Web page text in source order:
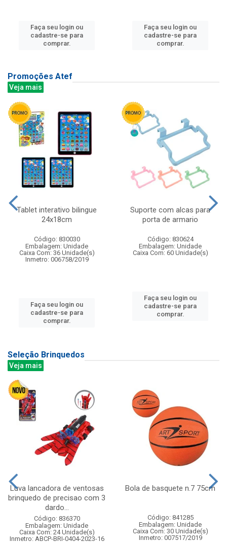
Faça seu login ou
cadastre-se para
comprar.
Faça seu login ou
cadastre-se para
comprar.
Promoções Atef
Veja mais
Tablet interativo bilingue
24x18cm
Código: 830030
Embalagem: Unidade
Caixa Com: 36 Unidade(s)
Inmetro: 006758/2019
Faça seu login ou
cadastre-se para
comprar.
Suporte com alcas para
porta de armario
Código: 830624
Embalagem: Unidade
Caixa Com: 60 Unidade(s)
Faça seu login ou
cadastre-se para
comprar.
Seleção Brinquedos
Veja mais
Luva lancadora de ventosas
brinquedo de precisao com 3
dardo...
Código: 836370
Embalagem: Unidade
Caixa Com: 24 Unidade(s)
Inmetro: ABCP-BRI-0404-2023-16
Bola de basquete n.7 75cm
Código: 841285
Embalagem: Unidade
Caixa Com: 30 Unidade(s)
Inmetro: 007517/2019